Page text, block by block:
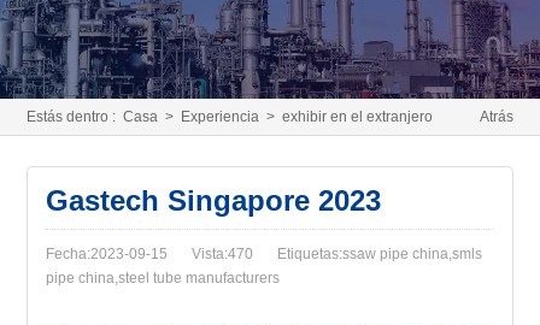
Atrás
Estás dentro :Casa > Experiencia >exhibir en el extranjero
Gastech Singapore 2023
Fecha:2023-09-15 Vista:470
Etiquetas:ssaw pipe china,smls
pipe china,steel tube manufacturers